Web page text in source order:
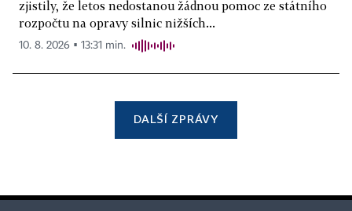
zjistily, že letos nedostanou žádnou pomoc ze státního
rozpočtu na opravy silnic nižších...
10. 8. 2026 ▪ 13:31 min.
DALŠÍ ZPRÁVY